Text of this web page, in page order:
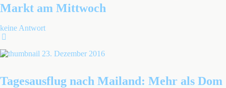
Markt am Mittwoch
keine Antwort
23. Dezember 2016
Tagesausflug nach Mailand: Mehr als Dom